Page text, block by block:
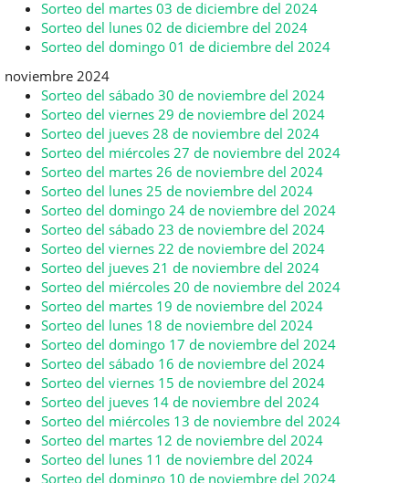
Sorteo del martes 03 de diciembre del 2024
Sorteo del lunes 02 de diciembre del 2024
Sorteo del domingo 01 de diciembre del 2024
noviembre 2024
Sorteo del sábado 30 de noviembre del 2024
Sorteo del viernes 29 de noviembre del 2024
Sorteo del jueves 28 de noviembre del 2024
Sorteo del miércoles 27 de noviembre del 2024
Sorteo del martes 26 de noviembre del 2024
Sorteo del lunes 25 de noviembre del 2024
Sorteo del domingo 24 de noviembre del 2024
Sorteo del sábado 23 de noviembre del 2024
Sorteo del viernes 22 de noviembre del 2024
Sorteo del jueves 21 de noviembre del 2024
Sorteo del miércoles 20 de noviembre del 2024
Sorteo del martes 19 de noviembre del 2024
Sorteo del lunes 18 de noviembre del 2024
Sorteo del domingo 17 de noviembre del 2024
Sorteo del sábado 16 de noviembre del 2024
Sorteo del viernes 15 de noviembre del 2024
Sorteo del jueves 14 de noviembre del 2024
Sorteo del miércoles 13 de noviembre del 2024
Sorteo del martes 12 de noviembre del 2024
Sorteo del lunes 11 de noviembre del 2024
Sorteo del domingo 10 de noviembre del 2024